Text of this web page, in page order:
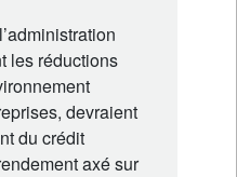
les réductions
devraient
du crédit
axé sur